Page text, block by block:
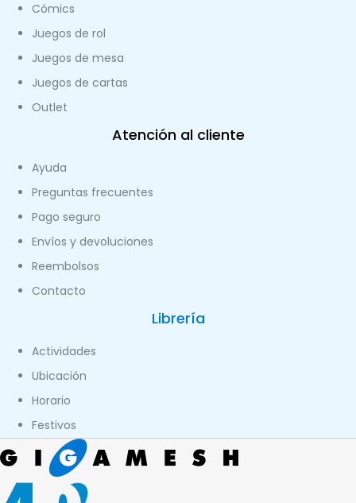
Cómics
Juegos de rol
Juegos de mesa
Juegos de cartas
Outlet
Atención al cliente
Ayuda
Preguntas frecuentes
Pago seguro
Envíos y devoluciones
Reembolsos
Contacto
Librería
Actividades
Ubicación
Horario
Festivos